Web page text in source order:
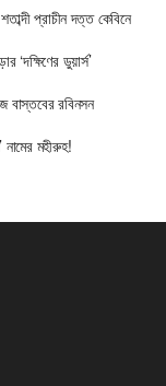
প্রাচীন দত্ত কেবিনে
‘দক্ষিণের ডুয়ার্স’
বাস্তবের রবিনসন
মহীরুহ!